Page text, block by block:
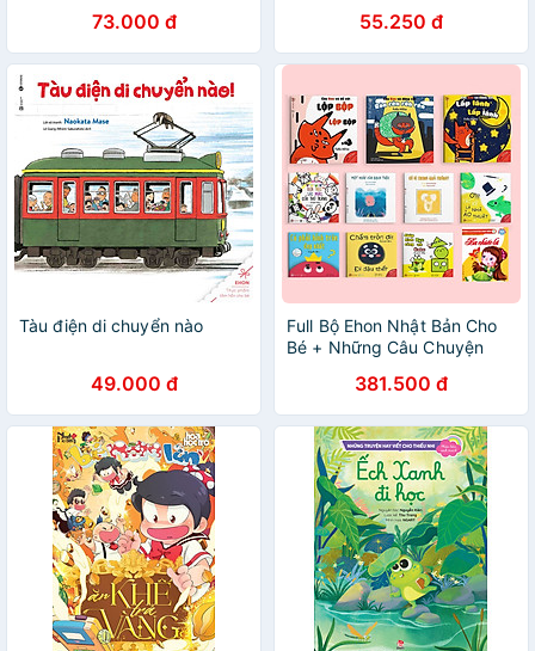
73.000 đ 55.250 đ
Tàu điện di chuyển nào
49.000 đ
Full Bộ Ehon Nhật Bản Cho
Bé + Những Câu Chuyện
381.500 đ